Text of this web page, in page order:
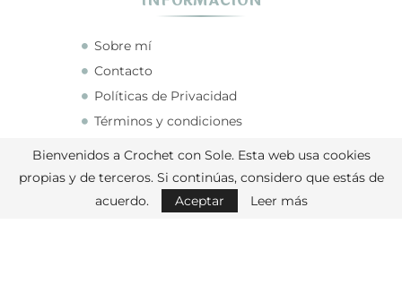
Sobre mí
Contacto
Políticas de Privacidad
Términos y condiciones
CONECTA CONMIGO
Bienvenidos a Crochet con Sole. Esta web usa cookies
propias y de terceros. Si continúas, considero que estás de
acuerdo.
Aceptar Leer más